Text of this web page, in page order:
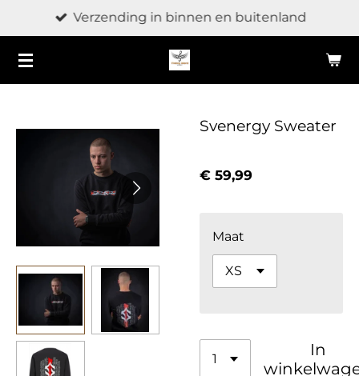
direct
naar
de
Verzending in binnen en buitenland
Svenergy Sweater
€ 59,99
Maat
In